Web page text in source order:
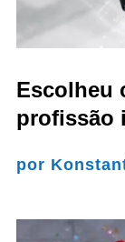
Escolheu
profissão
por